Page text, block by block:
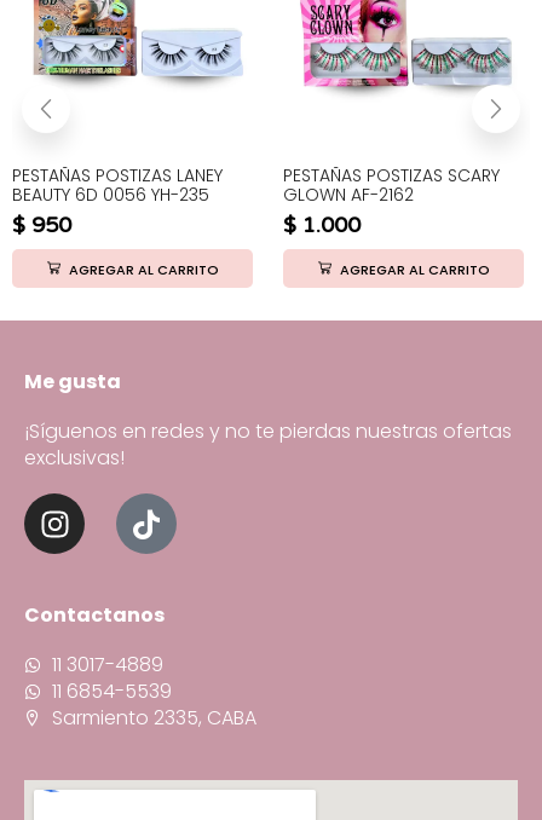
PESTAÑAS POSTIZAS LANEY
BEAUTY 6D 0056 YH-235
$ 950
AGREGAR AL CARRITO
PESTAÑAS POSTIZAS SCARY
GLOWN AF-2162
$ 1.000
AGREGAR AL CARRITO
Me gusta
¡Síguenos en redes y no te pierdas nuestras ofertas
exclusivas!
Contactanos
11 3017-4889
11 6854-5539
Sarmiento 2335, CABA